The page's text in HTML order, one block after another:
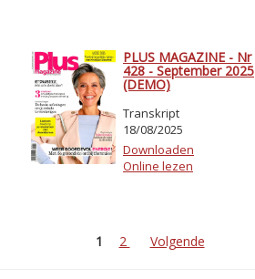
PLUS MAGAZINE - Nr
428 - September 2025
(DEMO)
Transkript
18/08/2025
Downloaden
Online lezen
1 2 Volgende